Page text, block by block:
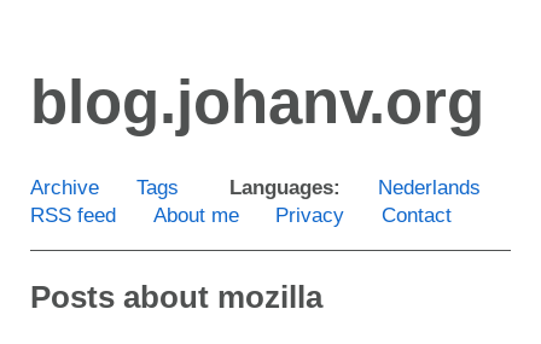
main
content
blog.johanv.org
Languages: Nederlands
Archive
Tags
RSS feed
About me Privacy Contact
Posts about mozilla